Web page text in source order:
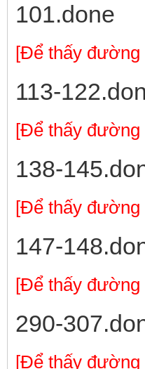
101.done
[Để thấy đường
113-
[Để thấy đường
138-
[Để thấy đường
147-
[Để thấy đường
290-
[Để thấy đường